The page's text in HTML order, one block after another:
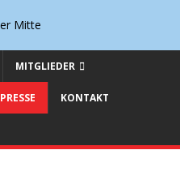
MITGLIEDER
PRESSE KONTAKT